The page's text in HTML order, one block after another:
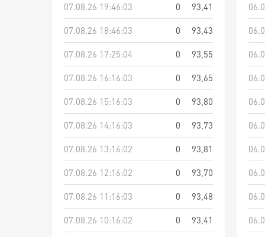
07.08.26 19:46:03
0
93,41
07.08.26 18:46:03
0
93,43
07.08.26 17:25:04
0
93,55
07.08.26 16:16:03
0
93,65
07.08.26 15:16:03
0
93,80
07.08.26 14:16:03
0
93,73
07.08.26 13:16:02
0
93,81
07.08.26 12:16:02
0
93,70
07.08.26 11:16:03
0
93,48
07.08.26 10:16:02
0
93,41